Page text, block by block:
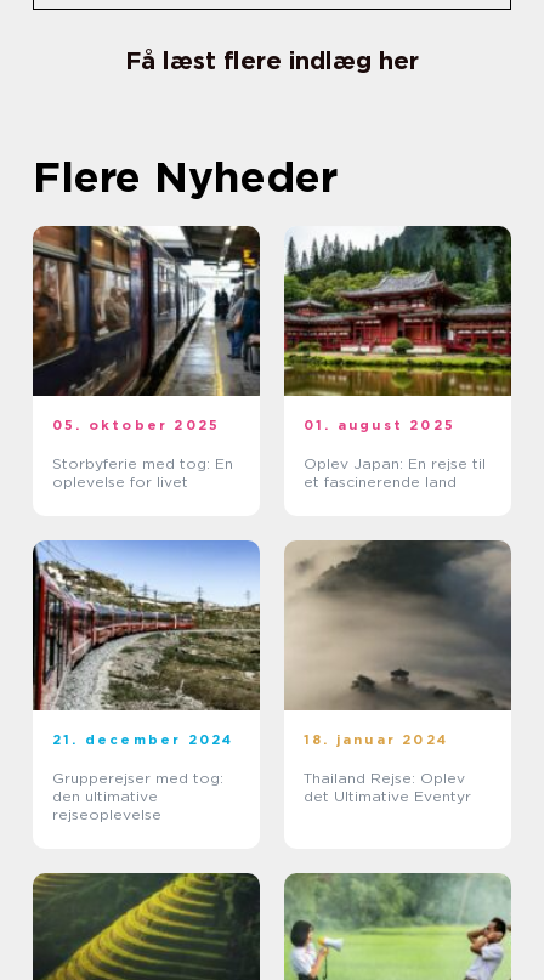
Få læst flere indlæg her
Flere Nyheder
05. oktober 2025
Storbyferie med tog: En
oplevelse for livet
01. august 2025
Oplev Japan: En rejse til
et fascinerende land
21. december 2024
Grupperejser med tog:
den ultimative
rejseoplevelse
18. januar 2024
Thailand Rejse: Oplev
det Ultimative Eventyr